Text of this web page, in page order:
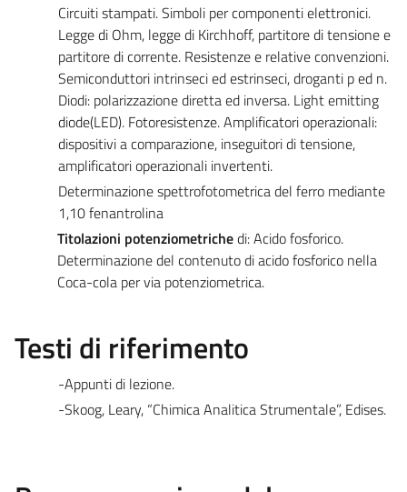
Circuiti stampati. Simboli per componenti elettronici.
Legge di Ohm, legge di Kirchhoff, partitore di tensione e
partitore di corrente. Resistenze e relative convenzioni.
Semiconduttori intrinseci ed estrinseci, droganti p ed n.
Diodi: polarizzazione diretta ed inversa. Light emitting
diode(LED). Fotoresistenze. Amplificatori operazionali:
dispositivi a comparazione, inseguitori di tensione,
amplificatori operazionali invertenti.
Determinazione spettrofotometrica del ferro mediante
1,10 fenantrolina
Titolazioni potenziometrichedi: Acido fosforico.
Determinazione del contenuto di acido fosforico nella
Coca-cola per via potenziometrica.
Testi di riferimento
-Appunti di lezione.
-Skoog, Leary, “Chimica Analitica Strumentale”, Edises.